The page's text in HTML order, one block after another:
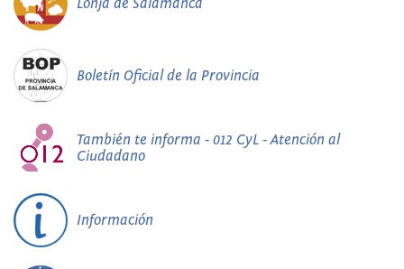
Boletín Oficial de la Provincia
También te informa - 012 CyL - Atención al
Ciudadano
Información